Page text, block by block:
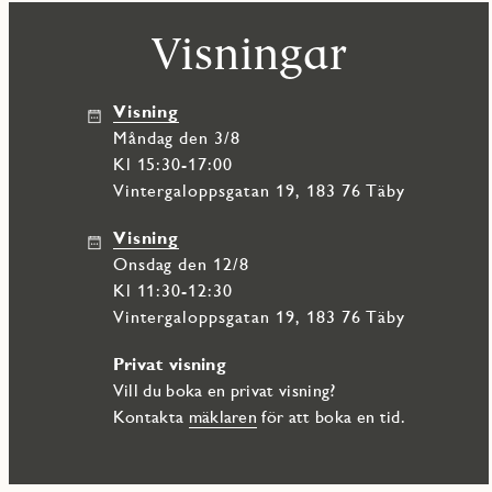
Det är promenadavstånd till både skolor, restauranger och
Danderyds Sjukhus där T-banans röda linje passerar och
Om utbudet i Täbys Park växande stadsdel inte räcker till så
service och restauranger. Vill man aktivera sig finns Täby´s
utomhusgym. Det finns även gott om fina naturområden i Täby
skridskoåkning vintertid, Rönninge by som är en levande
naturparksområde eller Värtans strandpromenad och området
Välkommen till Täby och den nya levande stadsdelen Täby Park!
Visningar
Visning
måndag den 3/8
Kl 15:30-17:00
Vintergaloppsgatan 19, 183 76 Täby
Visning
onsdag den 12/8
Kl 11:30-12:30
Vintergaloppsgatan 19, 183 76 Täby
Privat visning
Vill du boka en privat visning?
Kontakta mäklaren för att boka en tid.